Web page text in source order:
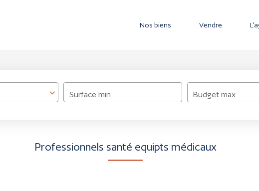
Nos biens Vendre
Surface min Budget max
Professionnels santé equipts médicaux